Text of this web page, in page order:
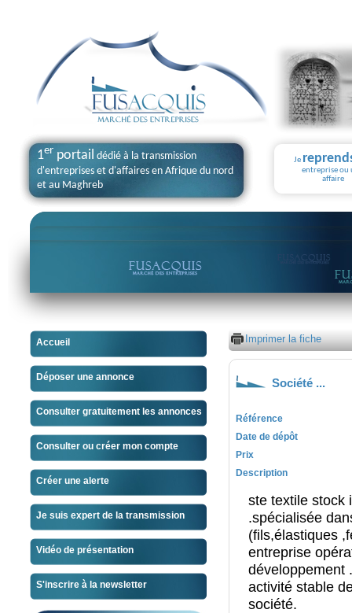
1er portail dédié à la transmission
d'entreprises et d'affaires en Afrique du nord
et au Maghreb
Je
entreprise ou
affaire
Accueil
Déposer une annonce
Consulter gratuitement les annonces
Consulter ou créer mon compte
Créer une alerte
Je suis expert de la transmission
Vidéo de présentation
S'inscrire à la newsletter
Imprimer la fiche
Société ...
Référence
Date de dépôt
Prix
Description
ste textile stock
.spécialisée
(fils,élastiques
entreprise
développement
activité stable
société.